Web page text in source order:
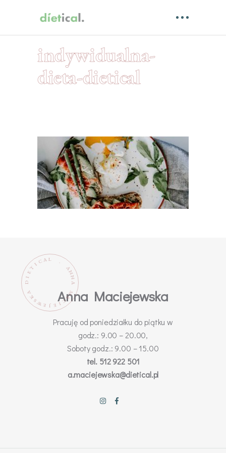
indywidualna-
dieta-dietical
D
I
E
T
I C A L
A
N
N
A
M
A
C
I
E
J
E
W
S
K
A Anna Maciejewska
Pracuję od poniedziałku do piątku w
godz.: 9.00 – 20.00,
Soboty godz.: 9.00 – 15.00
tel. 512 922 501
a.maciejewska@dietical.pl